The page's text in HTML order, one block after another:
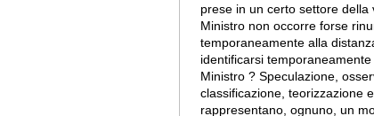
prese in un certo settore della
Ministro non occorre forse
temporaneamente alla
identificarsi
Ministro ? Speculazione,
classificazione, teorizzazione
rappresentano, ognuno, un